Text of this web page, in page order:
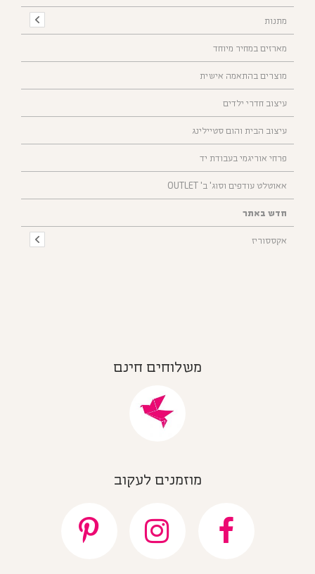
מתנות
מארזים במחיר מיוחד
מוצרים בהתאמה אישית
עיצוב חדרי ילדים
עיצוב הבית והום סטיילינג
פרחי אוריגמי בעבודת יד
אאוטלט עודפים וסוג' ב' OUTLET
חדש באתר
אקססוריז
משלוחים חינם
מוזמנים לעקוב